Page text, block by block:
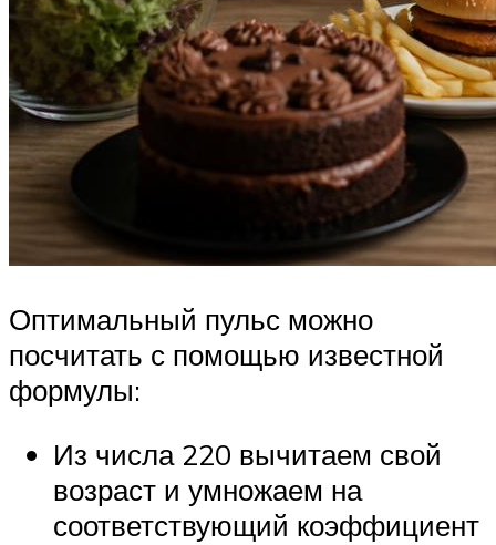
Оптимальный пульс можно
посчитать с помощью известной
формулы:
Из числа 220 вычитаем свой
возраст и умножаем на
соответствующий коэффициент